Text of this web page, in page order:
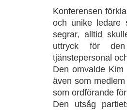
Konferensen
och unike ledare
segrar, alltid
uttryck för den
tjänstepersonal
Den omvalde
även som
som ordförande
Den utsåg